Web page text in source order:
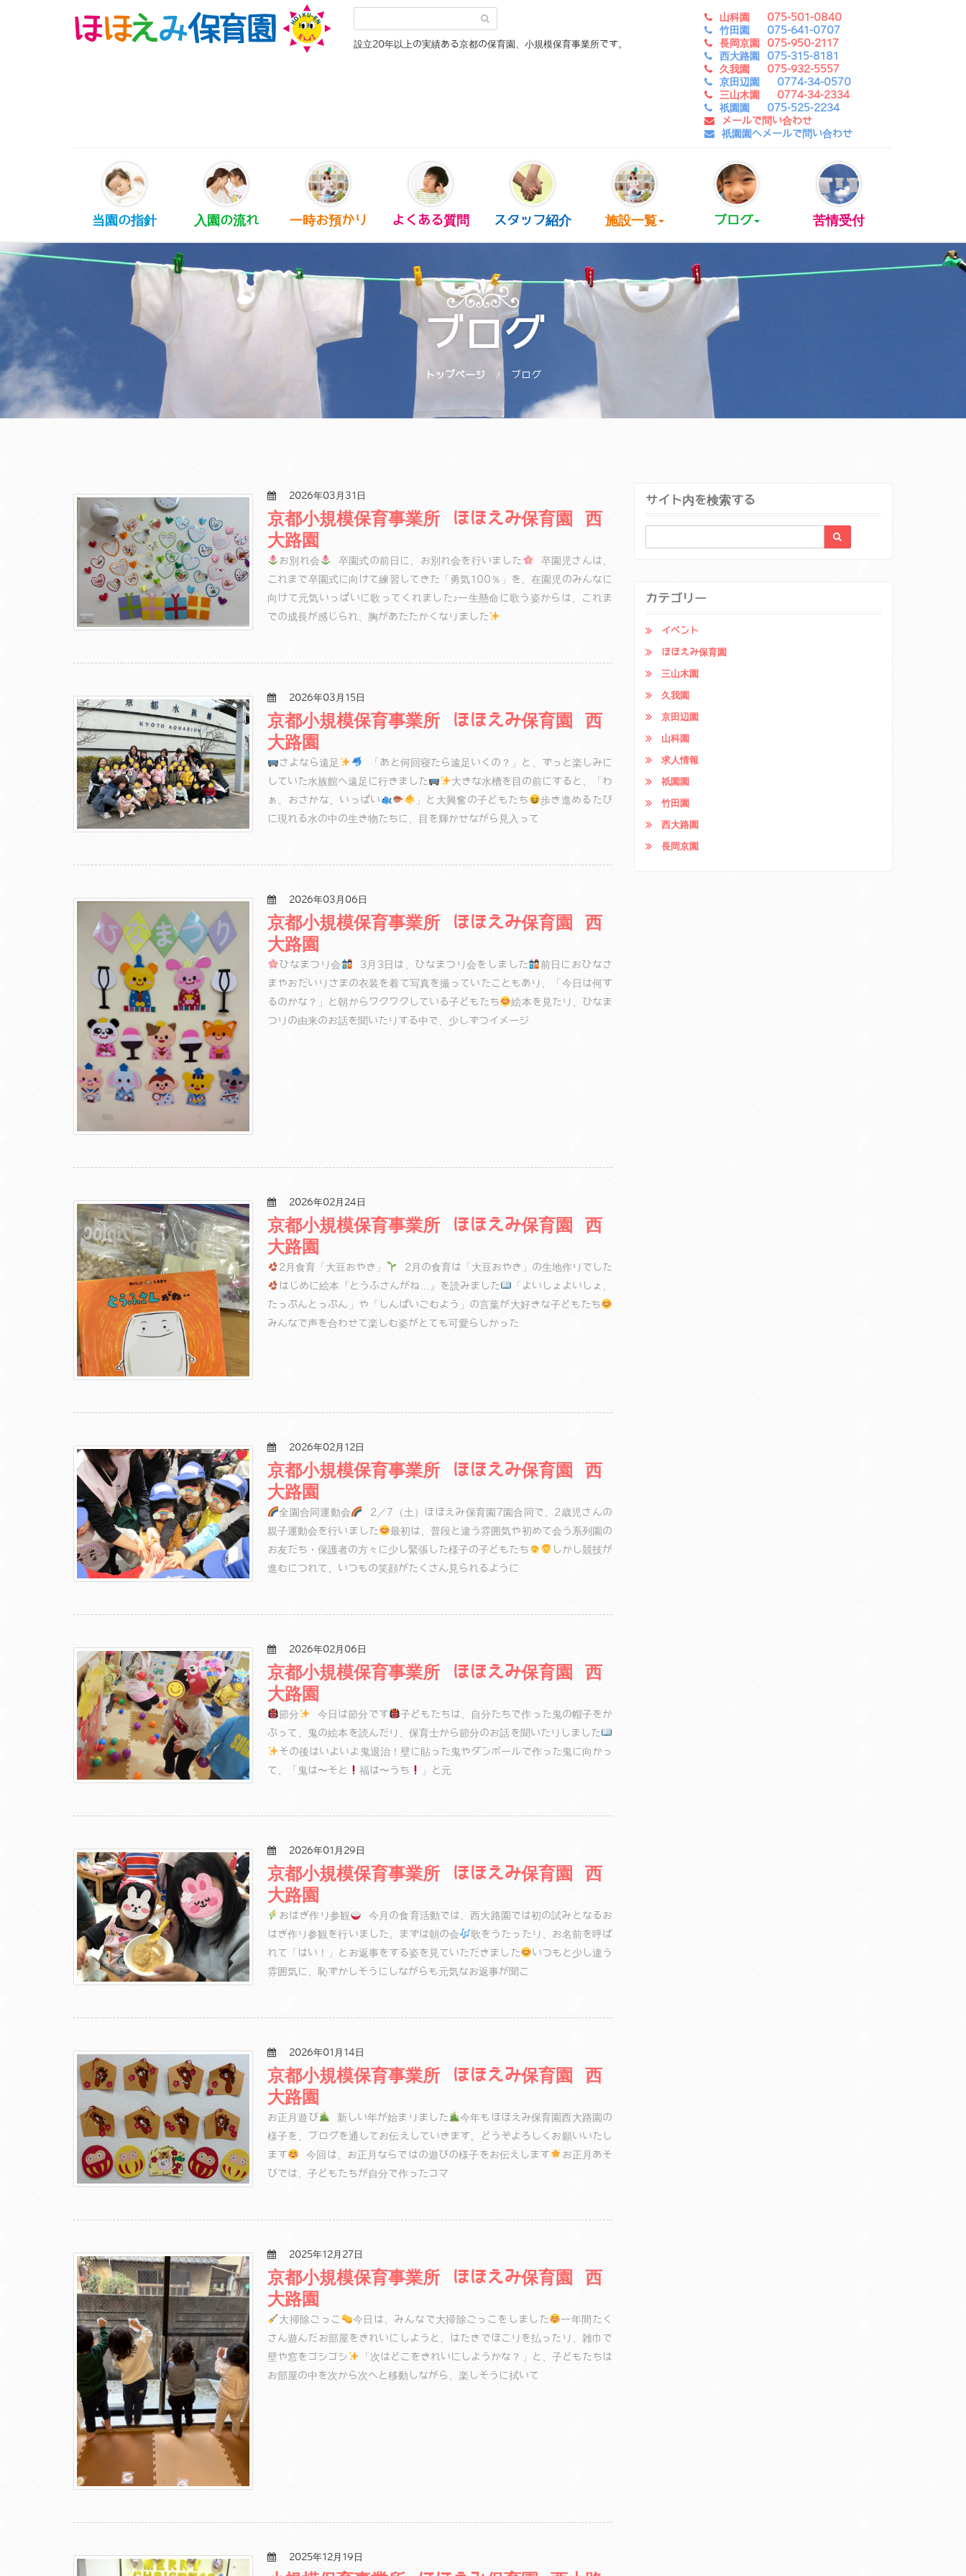
設立20年以上の実績ある京都の保育園、小規模保育事業所です。
山科園 075-501-0840
竹田園 075-641-0707
長岡京園 075-950-2117
西大路園 075-315-8181
久我園 075-932-5557
京田辺園 0774-34-0570
三山木園 0774-34-2334
祇園園 075-525-2234
メールで問い合わせ
祇園園へメールで問い合わせ
当園の指針 入園の流れ 一時お預かり よくある質問 スタッフ紹介 施設一覧 ブログ 苦情受付
ブログ
トップページ ブログ
2026年03月31日
京都小規模保育事業所 ほほえみ保育園 西
大路園
お別れ会 卒園式の前日に、お別れ会を行いました
卒園児さんは、
これまで卒園式に向けて練習してきた「勇気100％」を、在園児のみんなに
向けて元気いっぱいに歌ってくれました♪一生懸命に歌う姿からは、これま
での成長が感じられ、胸があたたかくなりました
2026年03月15日
京都小規模保育事業所 ほほえみ保育園 西
大路園
さよなら遠足
「あと何回寝たら遠足いくの？」と、ずっと楽しみに
していた水族館へ遠足に行きました
大きな水槽を目の前にすると、「わ
ぁ、おさかな、いっぱい
」と大興奮の子どもたち
歩き進めるたび
に現れる水の中の生き物たちに、目を輝かせながら見入って
2026年03月06日
京都小規模保育事業所 ほほえみ保育園 西
大路園
ひなまつり会 3月3日は、ひなまつり会をしました
前日におひなさ
まやおだいりさまの衣装を着て写真を撮っていたこともあり、「今日は何す
るのかな？」と朝からワクワクしている子どもたち
絵本を見たり、ひなま
つりの由来のお話を聞いたりする中で、少しずつイメージ
2026年02月24日
京都小規模保育事業所 ほほえみ保育園 西
大路園
2月食育「大豆おやき」
2月の食育は「大豆おやき」の生地作りでした
はじめに絵本『とうふさんがね…』を読みました
「よいしょよいしょ、
たっぷんとっぷん」や「しんぱいごむよう」の言葉が大好きな子どもたち
みんなで声を合わせて楽しむ姿がとても可愛らしかった
2026年02月12日
京都小規模保育事業所 ほほえみ保育園 西
大路園
全園合同運動会
2／7（土）ほほえみ保育園7園合同で、2歳児さんの
親子運動会を行いました
最初は、普段と違う雰囲気や初めて会う系列園の
お友だち・保護者の方々に少し緊張した様子の子どもたち
しかし競技が
進むにつれて、いつもの笑顔がたくさん見られるように
2026年02月06日
京都小規模保育事業所 ほほえみ保育園 西
大路園
節分 今日は節分です
子どもたちは、自分たちで作った鬼の帽子をか
ぶって、鬼の絵本を読んだり、保育士から節分のお話を聞いたりしました
その後はいよいよ鬼退治！壁に貼った鬼やダンボールで作った鬼に向かっ
て、「鬼は〜そと
福は〜うち 」と元
2026年01月29日
京都小規模保育事業所 ほほえみ保育園 西
大路園
おはぎ作り参観
今月の食育活動では、西大路園では初の試みとなるお
はぎ作り参観を行いました。まずは朝の会
歌をうたったり、お名前を呼ば
れて「はい！」とお返事をする姿を見ていただきました
いつもと少し違う
雰囲気に、恥ずかしそうにしながらも元気なお返事が聞こ
2026年01月14日
京都小規模保育事業所 ほほえみ保育園 西
大路園
お正月遊び 新しい年が始まりました
今年もほほえみ保育園西大路園の
様子を、ブログを通してお伝えしていきます。どうぞよろしくお願いいたし
ます
今回は、お正月ならではの遊びの様子をお伝えします
お正月あそ
びでは、子どもたちが自分で作ったコマ
2025年12月27日
京都小規模保育事業所 ほほえみ保育園 西
大路園
大掃除ごっこ 今日は、みんなで大掃除ごっこをしました
一年間たく
さん遊んだお部屋をきれいにしようと、はたきでほこりを払ったり、雑巾で
壁や窓をゴシゴシ
「次はどこをきれいにしようかな？」と、子どもたちは
お部屋の中を次から次へと移動しながら、楽しそうに拭いて
2025年12月19日
サイト内を検索する
カテゴリー
イベント
ほほえみ保育園
三山木園
久我園
京田辺園
山科園
求人情報
祇園園
竹田園
西大路園
長岡京園